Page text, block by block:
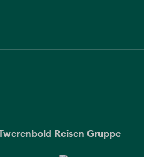
Reisen Gruppe